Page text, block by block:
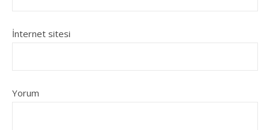
İnternet sitesi
Yorum